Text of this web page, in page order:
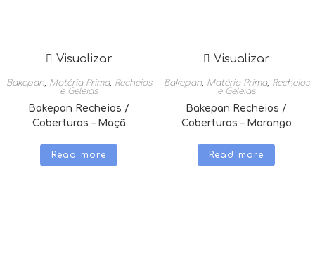
Visualizar
Bakepan, Matéria Prima, Recheios
e Geleias
Bakepan Recheios /
Coberturas – Maçã
Read more
Visualizar
Bakepan, Matéria Prima, Recheios
e Geleias
Bakepan Recheios /
Coberturas – Morango
Read more